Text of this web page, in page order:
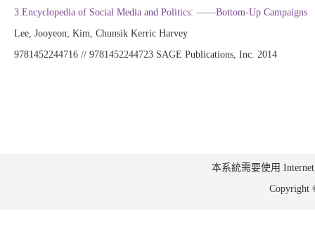
3.Encyclopedia of Social Media and Politics: ——Bottom-Up Campaigns
Lee, Jooyeon; Kim, Chunsik Kerric Harvey
9781452244716 // 9781452244723 SAGE Publications, Inc. 2014
本系統需要使用
Copyright